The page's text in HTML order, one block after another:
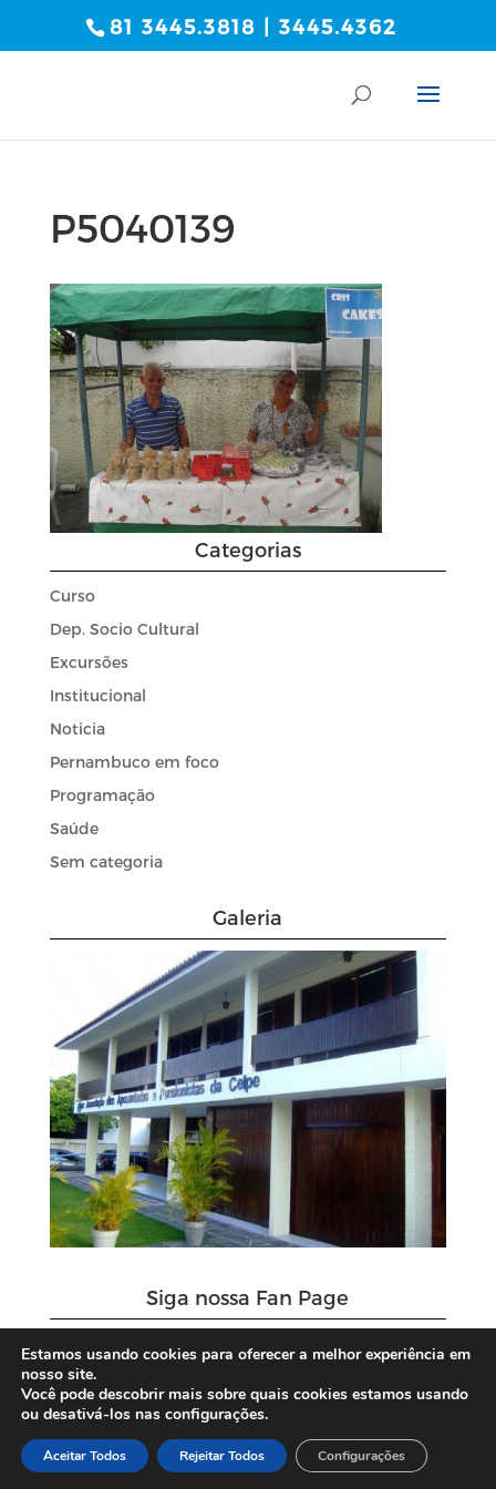
81 3445.3818 | 3445.4362
P5040139
Categorias
Curso
Dep. Socio Cultural
Excursões
Institucional
Noticia
Pernambuco em foco
Programação
Saúde
Sem categoria
Galeria
Siga nossa Fan Page
Estamos usando cookies para oferecer a melhor experiência em
nosso site.
Você pode descobrir mais sobre quais cookies estamos usando
ou desativá-los nas configurações.
Aceitar Todos Rejeitar Todos Configurações